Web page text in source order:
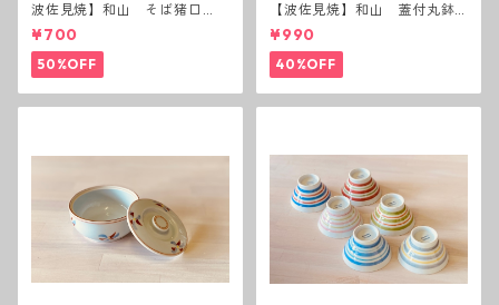
波佐見焼】和山 そば猪口
（十草）
¥700
50%OFF
【波佐見焼】和山 蓋付丸鉢
(唐辛子)
¥990
40%OFF